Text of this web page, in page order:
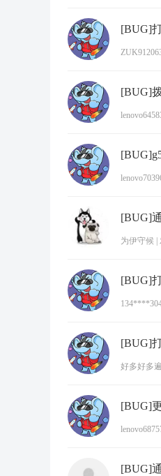
[BUG]
[BUG]
[BUG]
为伊守候
[BUG]
[BUG]
好多好多遍
[BUG]
[BUG]